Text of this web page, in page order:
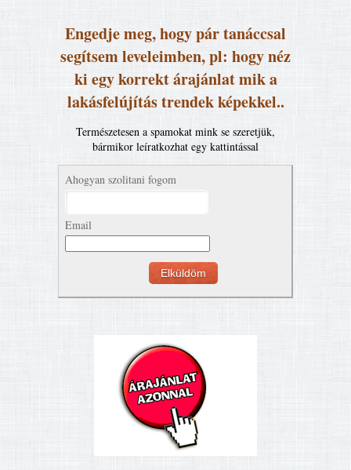
Engedje meg, hogy pár tanáccsal
segítsem leveleimben, pl: hogy néz
ki egy korrekt árajánlat mik a
lakásfelújítás trendek képekkel..
Természetesen a spamokat mink se szeretjük,
bármikor leíratkozhat egy kattintással
Ahogyan szolitani fogom
Email